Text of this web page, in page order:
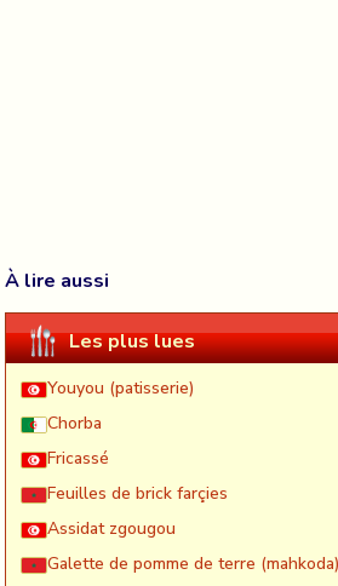
À lire aussi
Les plus lues
Youyou (patisserie)
Chorba
Fricassé
Feuilles de brick farçies
Assidat zgougou
Galette de pomme de terre (mahkoda)